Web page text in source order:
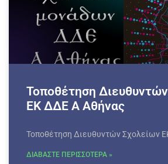
Τοποθέτηση
ΕΚ ΔΔΕ Α Αθήνας
Τοποθέτηση Διευθυντών Σχολείων
ΔΙΑΒΑΣΤΕ ΠΕΡΙΣΣΟΤΕΡΑ »